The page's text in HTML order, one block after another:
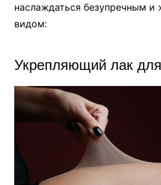
наслаждаться безупречным и
видом:
Укрепляющий лак